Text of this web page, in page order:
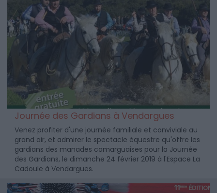
Journée des Gardians à Vendargues
Venez profiter d'une journée familiale et conviviale au
grand air, et admirer le spectacle équestre qu'offre les
gardians des manades camarguaises pour la Journée
des Gardians, le dimanche 24 février 2019 à l'Espace La
Cadoule à Vendargues.